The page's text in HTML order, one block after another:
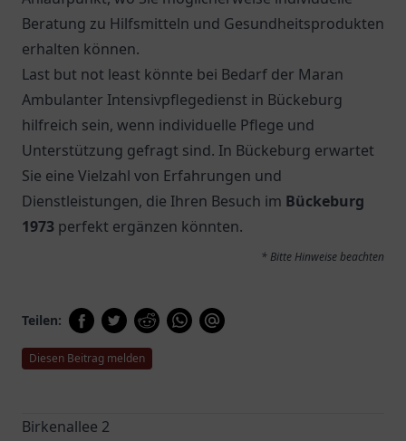
Beratung zu Hilfsmitteln und Gesundheitsprodukten
erhalten können.
Last but not least könnte bei Bedarf der Maran
Ambulanter Intensivpflegedienst in Bückeburg
hilfreich sein, wenn individuelle Pflege und
Unterstützung gefragt sind. In Bückeburg erwartet
Sie eine Vielzahl von Erfahrungen und
Dienstleistungen, die Ihren Besuch im Bückeburg
1973 perfekt ergänzen könnten.
* Bitte Hinweise beachten
Teilen:
Diesen Beitrag melden
Birkenallee 2